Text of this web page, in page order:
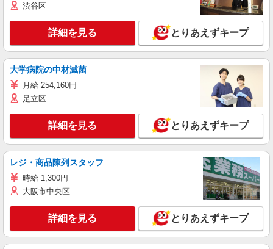
渋谷区
詳細を見る とりあえずキープ
大学病院の中材滅菌
月給 254,160円
足立区
詳細を見る とりあえずキープ
レジ・商品陳列スタッフ
時給 1,300円
大阪市中央区
詳細を見る とりあえずキープ